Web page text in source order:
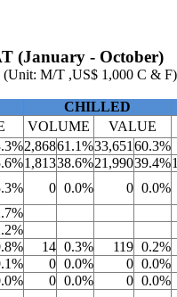
(January - October)
(Unit: M/T ,US$ 1,000 C & F)
CHILLED
VOLUME
VALUE
2,86861.1%33,651 60.3%
1,81338.6%21,99039.4%
0 0.0% 0 0.0%
14 0.3% 119 0.2%
0 0.0% 0 0.0%
0 0.0% 0 0.0%